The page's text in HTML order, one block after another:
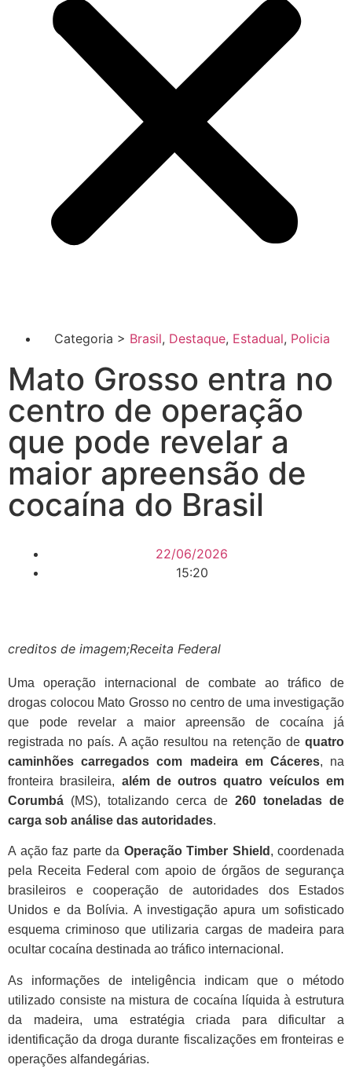
Categoria > Brasil, Destaque, Estadual, Policia
Mato Grosso entra no
centro de operação
que pode revelar a
maior apreensão de
cocaína do Brasil
22/06/2026
15:20
creditos de imagem;Receita Federal
Uma operação internacional de combate ao tráfico de
drogas colocou Mato Grosso no centro de uma investigação
que pode revelar a maior apreensão de cocaína já
registrada no país. A ação resultou na retenção de quatro
caminhões carregados com madeira em Cáceres, na
fronteira brasileira, além de outros quatro veículos em
Corumbá (MS), totalizando cerca de 260 toneladas de
carga sob análise das autoridades.
A ação faz parte da Operação Timber Shield , coordenada
pela Receita Federal com apoio de órgãos de segurança
brasileiros e cooperação de autoridades dos Estados
Unidos e da Bolívia. A investigação apura um sofisticado
esquema criminoso que utilizaria cargas de madeira para
ocultar cocaína destinada ao tráfico internacional.
As informações de inteligência indicam que o método
utilizado consiste na mistura de cocaína líquida à estrutura
da madeira, uma estratégia criada para dificultar a
identificação da droga durante fiscalizações em fronteiras e
operações alfandegárias.